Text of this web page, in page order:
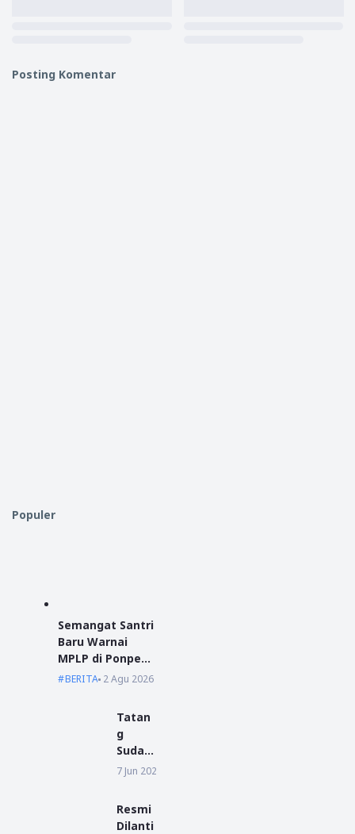
Posting Komentar
Populer
Semangat Santri
Baru Warnai
MPLP di Ponpes
Miftahul Ulum
BERITA 2 Agu 2026
Tatan
g
Sudar
ma
Sebag
BERITA
7 Jun 2022
Resmi
Dilanti